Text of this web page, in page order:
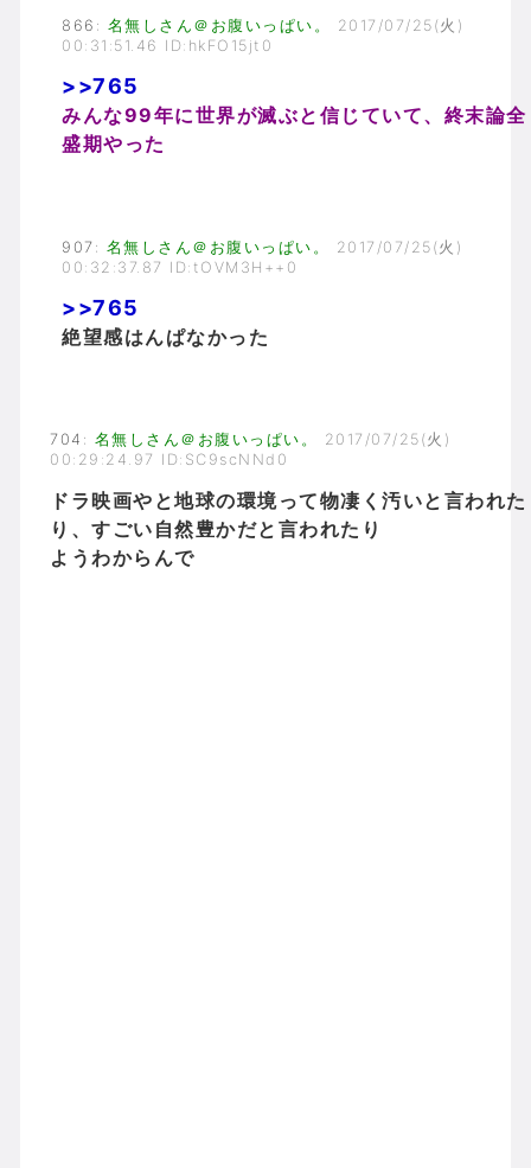
866 : 名無しさん＠お腹いっぱい。
2017/07/25(火)
00:31:51.46 ID:hkFO15jt0
>>765
みんな99年に世界が滅ぶと信じていて、終末論全
盛期やった
907 : 名無しさん＠お腹いっぱい。
2017/07/25(火)
00:32:37.87 ID:tOVM3H++0
>>765
絶望感はんぱなかった
704 : 名無しさん＠お腹いっぱい。
2017/07/25(火)
00:29:24.97 ID:SC9scNNd0
ドラ映画やと地球の環境って物凄く汚いと言われた
り、すごい自然豊かだと言われたり
ようわからんで